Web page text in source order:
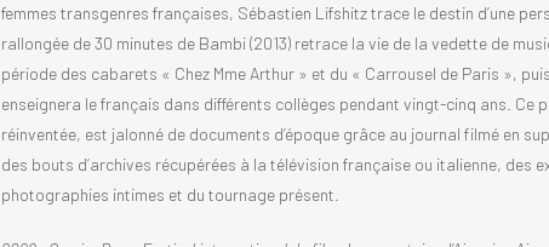
femmes transgenres françaises, Sébastien Lifshitz trace le destin d’une
rallongée de 30 minutes de Bambi (2013) retrace la vie de la vedette de
période des cabarets « Chez Mme Arthur » et du « Carrousel de Paris »,
enseignera le français dans différents collèges pendant vingt-cinq ans. Ce
réinventée, est jalonné de documents d’époque grâce au journal filmé en
des bouts d’archives récupérées à la télévision française ou italienne, des
photographies intimes et du tournage présent.